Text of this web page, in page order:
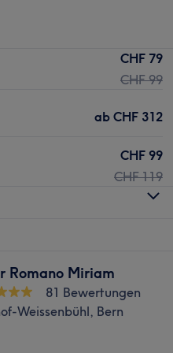
eine
Hair in Thun genau
wird für dich ein neuer
entfernt.
sowie modernes
und
Haustiere erlaubt,
CHF 79
CHF 99
ab CHF 312
CHF 99
CHF 119
Romano Miriam
81 Bewertungen
Weissenbühl, Bern